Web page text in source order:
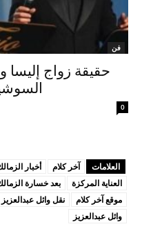
فن
حقيقة زواج
0
العلامات آخر كلام أخبار
العناية المركزة
بعد خسارة
موقع آخر كلام
نقل وائل عبدالعزيز
وائل عبدالعزيز